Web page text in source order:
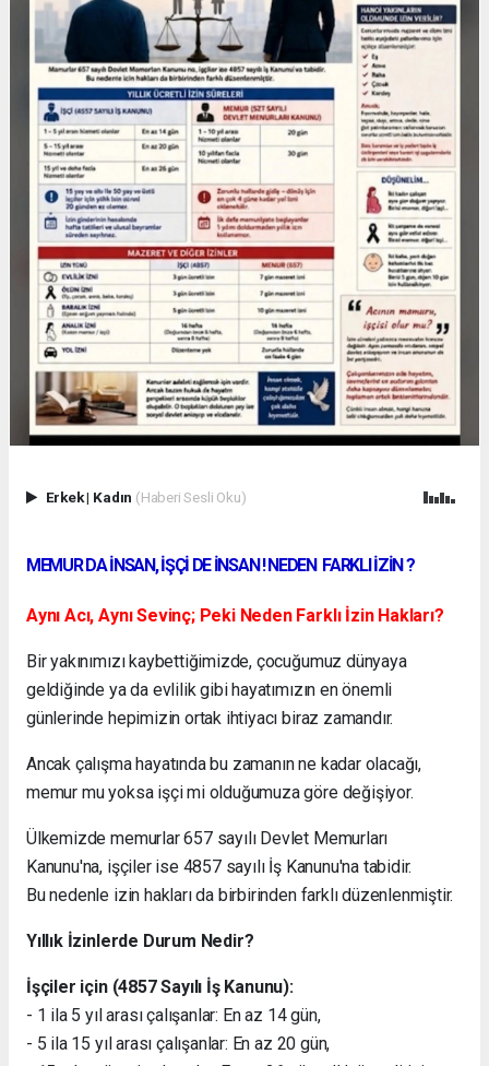
Erkek| Kadın (Haberi Sesli Oku)
MEMUR DA İNSAN, İŞÇİ DE İNSAN ! NEDEN FARKLI İZİN ?
Aynı Acı, Aynı Sevinç; Peki Neden Farklı İzin Hakları?
Bir yakınımızı kaybettiğimizde, çocuğumuz dünyaya
geldiğinde ya da evlilik gibi hayatımızın en önemli
günlerinde hepimizin ortak ihtiyacı biraz zamandır.
Ancak çalışma hayatında bu zamanın ne kadar olacağı,
memur mu yoksa işçi mi olduğumuza göre değişiyor.
Ülkemizde memurlar 657 sayılı Devlet Memurları
Kanunu'na, işçiler ise 4857 sayılı İş Kanunu'na tabidir.
Bu nedenle izin hakları da birbirinden farklı düzenlenmiştir.
Yıllık İzinlerde Durum Nedir?
İşçiler için (4857 Sayılı İş Kanunu):
- 1 ila 5 yıl arası çalışanlar: En az 14 gün,
- 5 ila 15 yıl arası çalışanlar: En az 20 gün,